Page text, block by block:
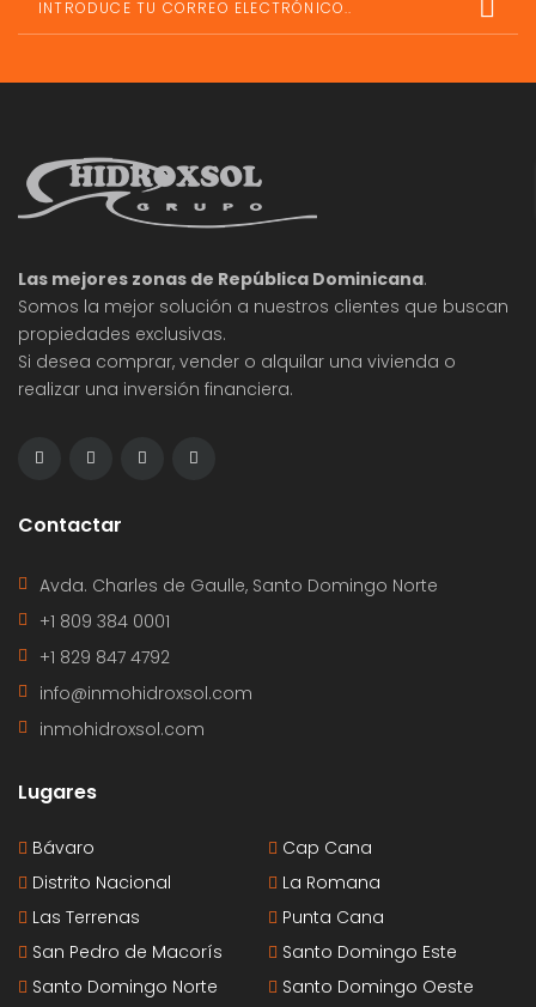
Las mejores zonas de República Dominicana.
Somos la mejor solución a nuestros clientes que buscan
propiedades exclusivas.
Si desea comprar, vender o alquilar una vivienda o
realizar una inversión financiera.
Contactar
Avda. Charles de Gaulle, Santo Domingo Norte
+1 809 384 0001
+1 829 847 4792
info@inmohidroxsol.com
inmohidroxsol.com
Lugares
Bávaro
Cap Cana
Distrito Nacional
La Romana
Las Terrenas
Punta Cana
San Pedro de Macorís
Santo Domingo Este
Santo Domingo Norte
Santo Domingo Oeste